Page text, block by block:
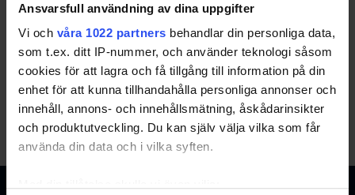
Ansvarsfull användning av dina uppgifter
Vi och våra 1022 partners behandlar din personliga data,
som t.ex. ditt IP-nummer, och använder teknologi såsom
cookies för att lagra och få tillgång till information på din
enhet för att kunna tillhandahålla personliga annonser och
innehåll, annons- och innehållsmätning, åskådarinsikter
och produktutveckling. Du kan själv välja vilka som får
använda din data och i vilka syften.
Partners